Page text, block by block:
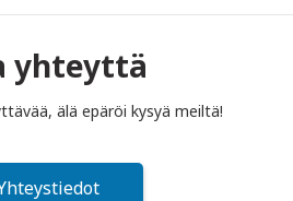
Jos palautat myöhässä, sinulta
yhteyttä
älä epäröi kysyä meiltä!